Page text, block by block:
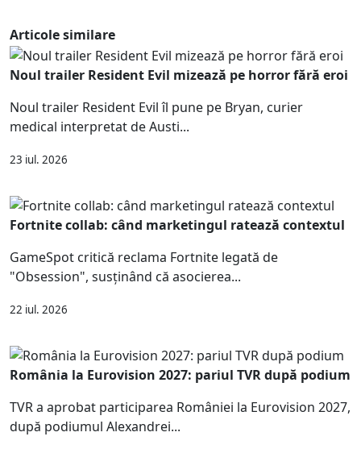
Articole similare
Noul trailer Resident Evil mizează pe horror fără eroi
Noul trailer Resident Evil îl pune pe Bryan, curier
medical interpretat de Austi...
23 iul. 2026
Fortnite collab: când marketingul ratează contextul
GameSpot critică reclama Fortnite legată de
"Obsession", susținând că asocierea...
22 iul. 2026
România la Eurovision 2027: pariul TVR după podium
TVR a aprobat participarea României la Eurovision 2027,
după podiumul Alexandrei...